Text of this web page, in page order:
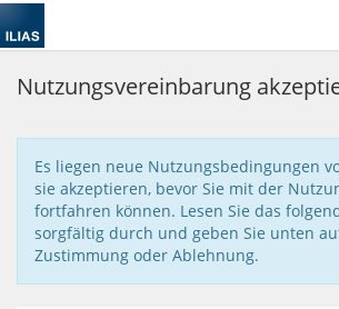
Nutzungsvereinbarung
Es liegen neue Nutzungsbedingungen
sie akzeptieren, bevor Sie mit der
fortfahren können. Lesen Sie das
sorgfältig durch und geben Sie unten
Zustimmung oder Ablehnung.